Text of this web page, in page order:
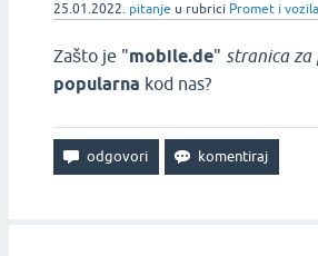
25.01.2022. pitanje u rubrici Promet i vozila
Zašto je "mobile.de" stranica
popularna kod nas?